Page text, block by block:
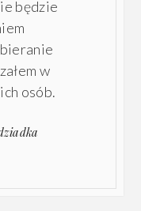
będzie
w
osób.